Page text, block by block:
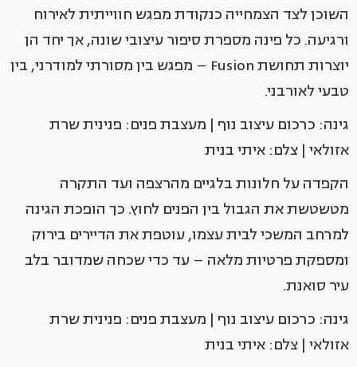
השוכן לצד הצמחייה כנקודת מפגש חווייתית לאירוח
ורגיעה. כל פינה מספרת סיפור עיצובי שונה, אך יחד הן
יוצרות תחושת Fusion – מפגש בין מסורתי למודרני, בין
טבעי לאורבני.
גינה: כרכום עיצוב נוף | מעצבת פנים: פנינית שרת
אזולאי | צלם: איתי בנית
הקפדה על חלונות בלגיים מהרצפה ועד התקרה
מטשטשת את הגבול בין הפנים לחוץ. כך הופכת הגינה
למרחב המשכי לבית עצמו, עוטפת את הדיירים בירוק
ומספקת פרטיות מלאה – עד כדי שכחה שמדובר בלב
עיר סואנת.
גינה: כרכום עיצוב נוף | מעצבת פנים: פנינית שרת
אזולאי | צלם: איתי בנית